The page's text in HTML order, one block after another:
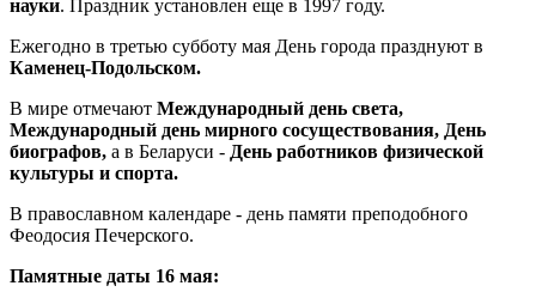
науки. Праздник установлен еще в 1997 году.
Ежегодно в третью субботу мая День города празднуют в
Каменец-Подольском.
В мире отмечают Международный день света,
Международный день мирного сосуществования, День
биографов, а в Беларуси - День работников физической
культуры и спорта.
В православном календаре - день памяти преподобного
Феодосия Печерского.
Памятные даты 16 мая: